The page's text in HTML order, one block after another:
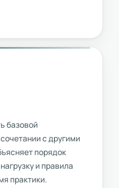
базовой
с другими
порядок
и правила
практики.